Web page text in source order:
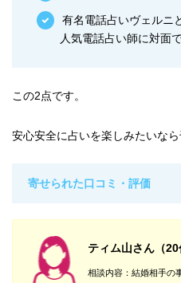
有名電話占いヴェルニ
人気電話占い師に対面
この2点です。
安心安全に占いを楽しみたいなら
寄せられた口コミ・評価
ティム山さん（
相談内容：結婚相手の